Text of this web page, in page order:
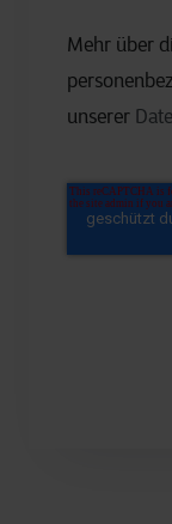
Mehr über
unserer